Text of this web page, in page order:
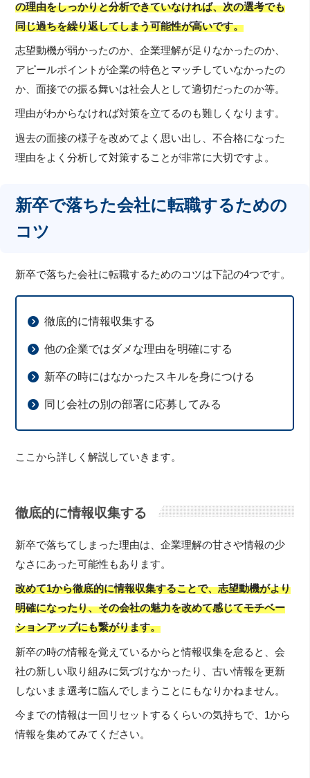
の理由をしっかりと分析できていなければ、次の選考でも
同じ過ちを繰り返してしまう可能性が高いです。
志望動機が弱かったのか、企業理解が足りなかったのか、
アピールポイントが企業の特色とマッチしていなかったの
か、面接での振る舞いは社会人として適切だったのか等。
理由がわからなければ対策を立てるのも難しくなります。
過去の面接の様子を改めてよく思い出し、不合格になった
理由をよく分析して対策することが非常に大切ですよ。
新卒で落ちた会社に転職するための
コツ
新卒で落ちた会社に転職するためのコツは下記の4つです。
徹底的に情報収集する
他の企業ではダメな理由を明確にする
新卒の時にはなかったスキルを身につける
同じ会社の別の部署に応募してみる
ここから詳しく解説していきます。
徹底的に情報収集する
新卒で落ちてしまった理由は、企業理解の甘さや情報の少
なさにあった可能性もあります。
改めて1から徹底的に情報収集することで、志望動機がより
明確になったり、その会社の魅力を改めて感じてモチベー
ションアップにも繋がります。
新卒の時の情報を覚えているからと情報収集を怠ると、会
社の新しい取り組みに気づけなかったり、古い情報を更新
しないまま選考に臨んでしまうことにもなりかねません。
今までの情報は一回リセットするくらいの気持ちで、1から
情報を集めてみてください。